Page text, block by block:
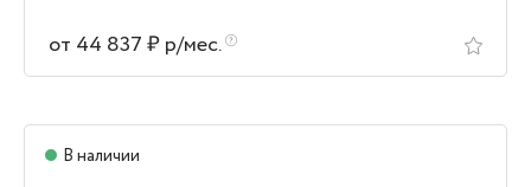
от 44 837 ₽ р/мес.
В наличии